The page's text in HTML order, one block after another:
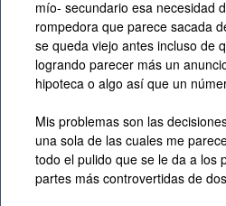
mío- secundario esa necesidad
rompedora que parece sacada
se queda viejo antes incluso de
logrando parecer más un
hipoteca o algo así que un
Mis problemas son las
una sola de las cuales me
todo el pulido que se le da a los
partes más controvertidas de